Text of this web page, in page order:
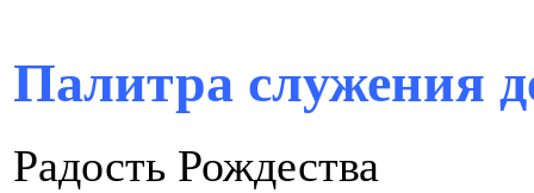
Палитра служения
Радость Рождества